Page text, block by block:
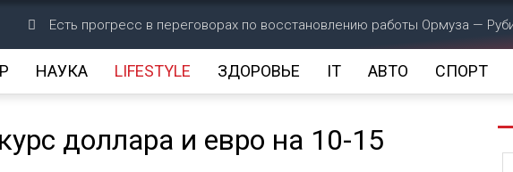
Есть прогресс в переговорах по восстановлению работы Ормуза —
НАУКА LIFESTYLE ЗДОРОВЬЕ IT АВТО СПОРТ
доллара и евро на 10-15